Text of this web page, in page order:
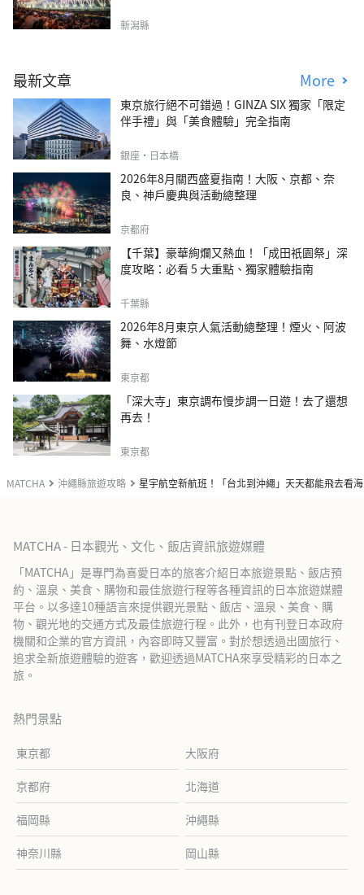
MATCHA 沖繩縣旅遊攻略 星宇航空新航班！「台北到沖繩」天天都能飛去看
新潟縣
最新文章 More
東京旅行絕不可錯過！GINZA SIX 獨家「限定
伴手禮」與「美食體驗」完全指南
銀座・日本橋
2026年8月關西盛夏指南！大阪、京都、奈
良、神戶慶典與活動總整理
京都府
【千葉】豪華絢爛又熱血！「成田祇園祭」深
度攻略：必看 5 大重點、獨家體驗指南
千葉縣
2026年8月東京人氣活動總整理！煙火、阿波
舞、水燈節
東京都
「深大寺」東京調布慢步調一日遊！去了還想
再去！
東京都
MATCHA - 日本觀光、文化、飯店資訊旅遊媒體
「MATCHA」是專門為喜愛日本的旅客介紹日本旅遊景點、飯店預
約、溫泉、美食、購物和最佳旅遊行程等各種資訊的日本旅遊媒體
平台。以多達10種語言來提供觀光景點、飯店、溫泉、美食、購
物、觀光地的交通方式及最佳旅遊行程。此外，也有刊登日本政府
機關和企業的官方資訊，內容即時又豐富。對於想透過出國旅行、
追求全新旅遊體驗的遊客，歡迎透過MATCHA來享受精彩的日本之
旅。
熱門景點
東京都 大阪府
京都府 北海道
福岡縣 沖繩縣
神奈川縣 岡山縣